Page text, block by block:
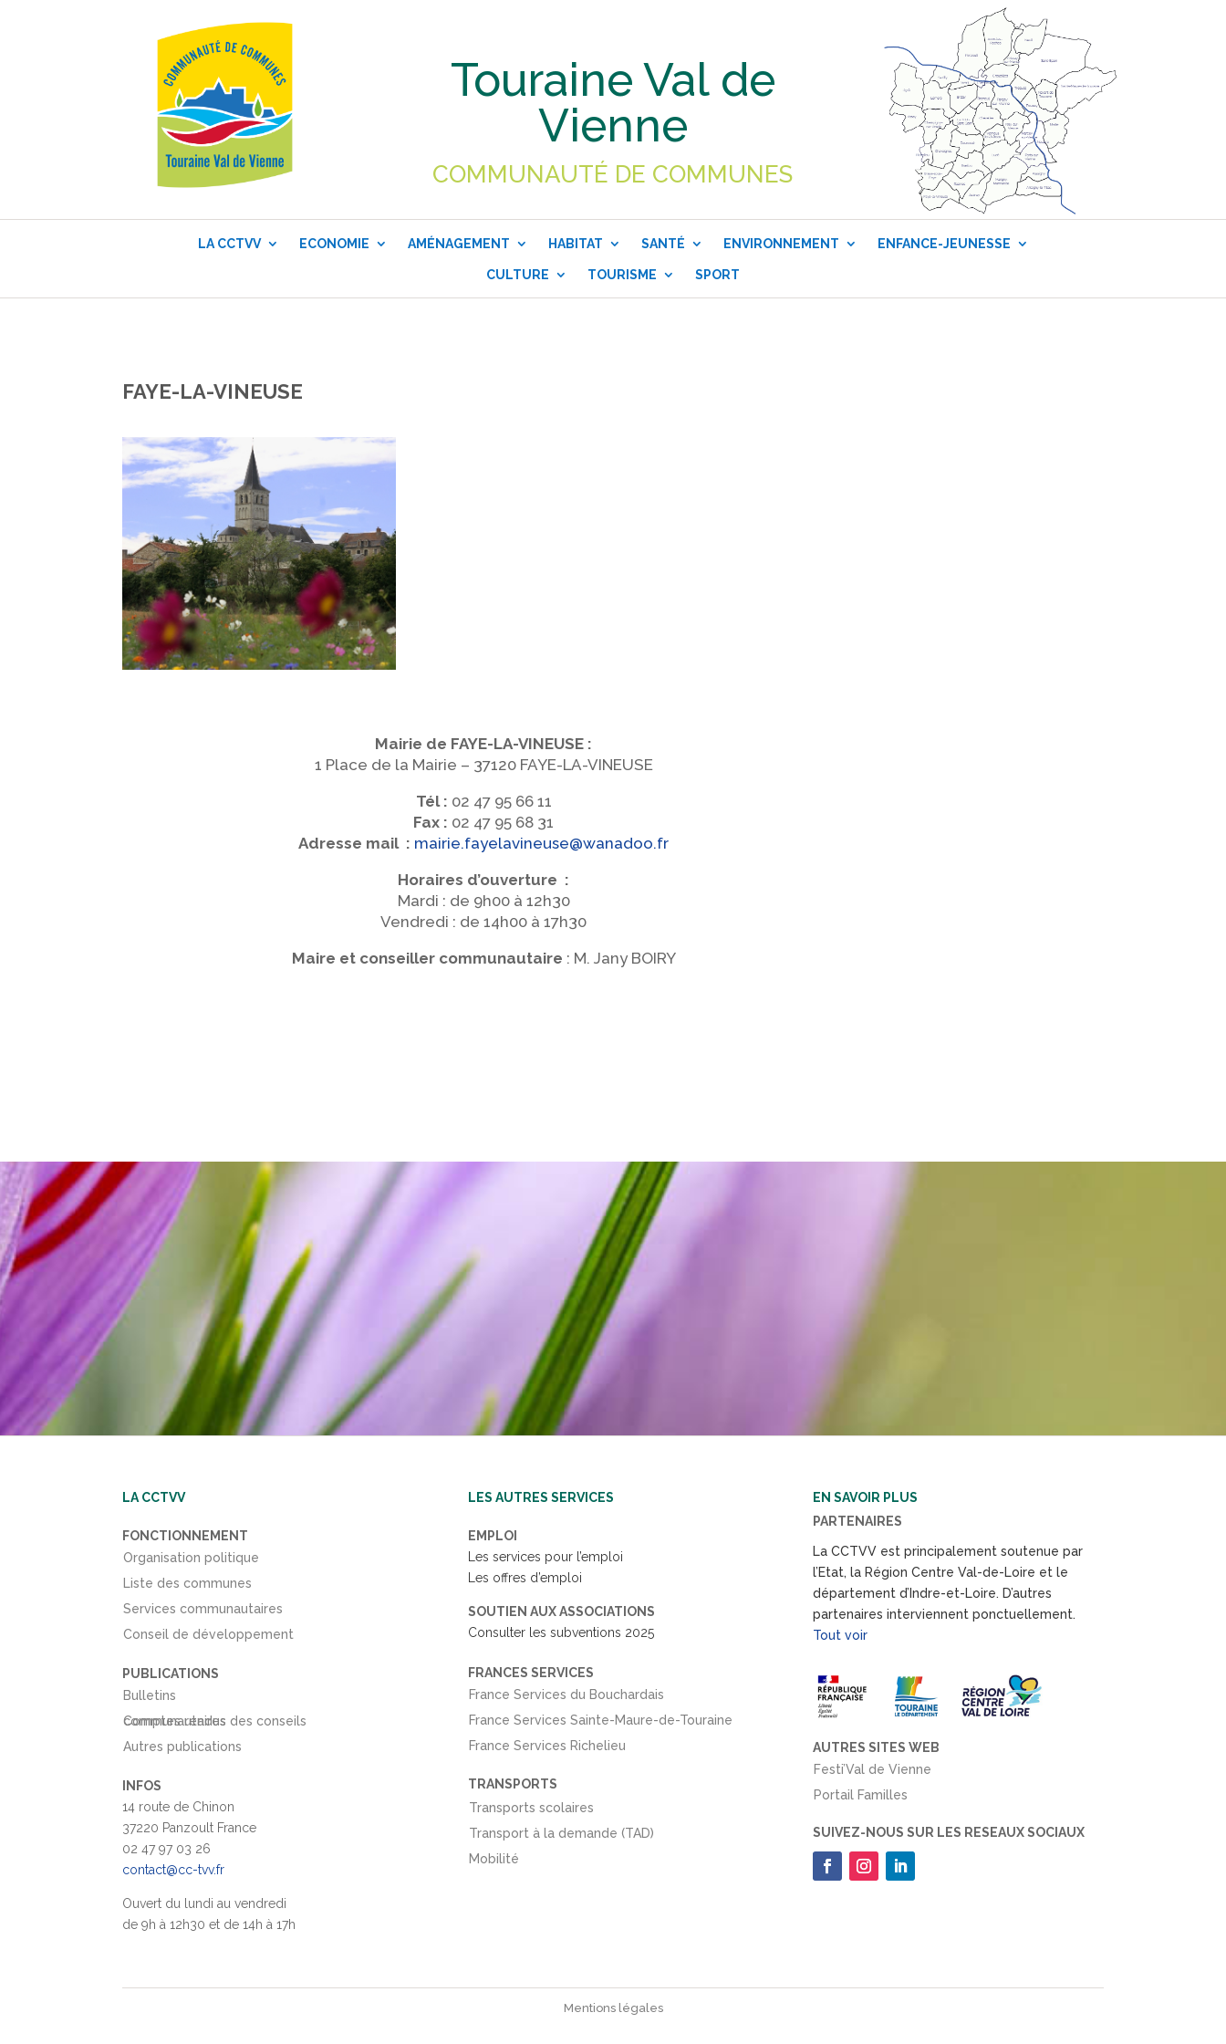
Touraine Val de
Vienne
COMMUNAUTÉ DE COMMUNES
LA CCTVV ECONOMIE AMÉNAGEMENT HABITAT SANTÉ ENVIRONNEMENT ENFANCE-JEUNESSE
CULTURE TOURISME SPORT
FAYE-LA-VINEUSE
Mairie de FAYE-LA-VINEUSE :
1 Place de la Mairie – 37120 FAYE-LA-VINEUSE
Tél : 02 47 95 66 11
Fax : 02 47 95 68 31
Adresse mail : mairie.fayelavineuse@wanadoo.fr
Horaires d’ouverture :
Mardi : de 9h00 à 12h30
Vendredi : de 14h00 à 17h30
Maire et conseiller communautaire : M. Jany BOIRY
LA CCTVV
FONCTIONNEMENT
Organisation politique
Liste des communes
Services communautaires
Conseil de développement
PUBLICATIONS
Bulletins
Comptes rendus des conseils communautaires
Autres publications
INFOS
14 route de Chinon
37220 Panzoult France
02 47 97 03 26
contact@cc-tvv.fr
Ouvert du lundi au vendredi
de 9h à 12h30 et de 14h à 17h
LES AUTRES SERVICES
EMPLOI
Les services pour l’emploi
Les offres d’emploi
SOUTIEN AUX ASSOCIATIONS
Consulter les subventions 2025
FRANCES SERVICES
France Services du Bouchardais
France Services Sainte-Maure-de-Touraine
France Services Richelieu
TRANSPORTS
Transports scolaires
Transport à la demande (TAD)
Mobilité
EN SAVOIR PLUS
PARTENAIRES
La CCTVV est principalement soutenue par
l’Etat, la Région Centre Val-de-Loire et le
département d’Indre-et-Loire. D’autres
partenaires interviennent ponctuellement.
Tout voir
AUTRES SITES WEB
Festi’Val de Vienne
Portail Familles
SUIVEZ-NOUS SUR LES RESEAUX SOCIAUX
Mentions légales